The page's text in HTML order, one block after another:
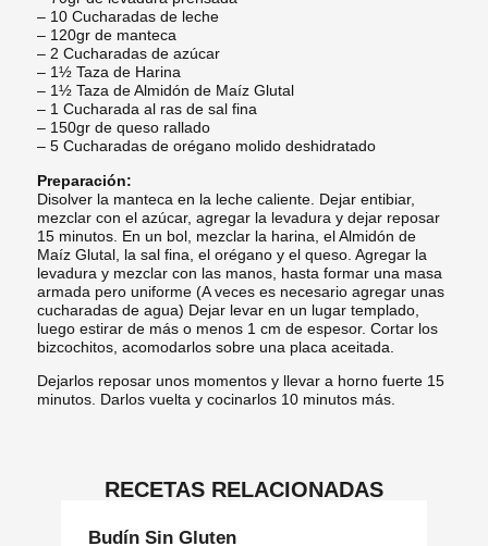
– 10 Cucharadas de leche
– 120gr de manteca
– 2 Cucharadas de azúcar
– 1½ Taza de Harina
– 1½ Taza de Almidón de Maíz Glutal
– 1 Cucharada al ras de sal fina
– 150gr de queso rallado
– 5 Cucharadas de orégano molido deshidratado
Preparación:
Disolver la manteca en la leche caliente. Dejar entibiar,
mezclar con el azúcar, agregar la levadura y dejar reposar
15 minutos. En un bol, mezclar la harina, el Almidón de
Maíz Glutal, la sal fina, el orégano y el queso. Agregar la
levadura y mezclar con las manos, hasta formar una masa
armada pero uniforme (A veces es necesario agregar unas
cucharadas de agua) Dejar levar en un lugar templado,
luego estirar de más o menos 1 cm de espesor. Cortar los
bizcochitos, acomodarlos sobre una placa aceitada.
Dejarlos reposar unos momentos y llevar a horno fuerte 15
minutos. Darlos vuelta y cocinarlos 10 minutos más.
RECETAS RELACIONADAS
Budín Sin Gluten